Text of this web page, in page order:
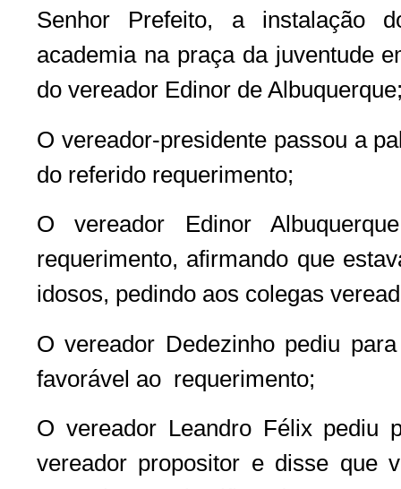
Senhor Prefeito, a instalação
academia na praça da juventude
do vereador Edinor de
O vereador-presidente passou a
do referido requerimento;
O vereador Edinor
requerimento, afirmando que
idosos, pedindo aos colegas
O vereador Dedezinho pediu
favorável ao requerimento;
O vereador Leandro Félix pediu
vereador propositor e disse que